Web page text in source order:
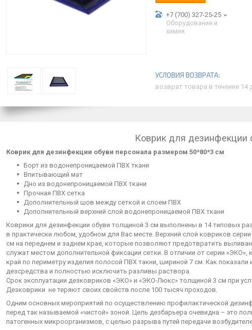
+7 (700) 327-25-25
Оборудование и
химия
возврат товара в течение 14
Коврик для дезинфекции
Коврик для дезинфекции обуви персонала размером 50*80*3 см
Борт из водонепроницаемой ПВХ ткани
Впитывающий мат
Дно из водонепроницаемой ПВХ ткани
Прочная ПВХ сетка
Дополнительный шов между сеткой и слоем ПВХ
Дополнительный верхний слой водонепроницаемой ПВХ ткани
Коврики для дезинфекции обуви толщиной 3 см выполнены в 14 типовых
в практически любом, удобном для Вас месте. Верхний слой ковриков
см на переднем и заднем крае, которые позволяют предотвратить
служат местом дополнительной фиксации сетки. В отличии от серии
край по периметру изделия полосой ПВХ такни, шириной 7 см. Как
дезсредства и полностью исключить разливы раствора.
Срок эксплуатации дезковриков «ЭКО» и «ЭКО-Люкс» толщиной 3 см при
Дезковрики не теряют своих свойств после 100 тысяч проходов.
Одним основных мероприятий по осуществлению профилактической
перед так называемой «чистой» зоной. Цель дезбарьера очевидна – это
патогенных микроорганизмов, с целью разрыва путей передачи